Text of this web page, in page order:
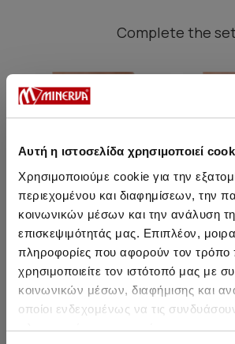
Αυτή η ιστοσελίδα χρησιμοποιεί
Χρησιμοποιούμε cookie για την
περιεχομένου και διαφημίσεων, την
κοινωνικών μέσων και την ανάλυση
επισκεψιμότητάς μας. Επιπλέον,
πληροφορίες που αφορούν τον τρόπο
χρησιμοποιείτε τον ιστότοπό μας με
κοινωνικών μέσων, διαφήμισης και
οποίοι ενδεχομένως να τις
πληροφορίες που τους έχετε
Complete the set
Fimelle Women's Rio Low
Waist Invisible Panties 2
From 13,35 € to 14,50 €
Fimelle
Waist
From